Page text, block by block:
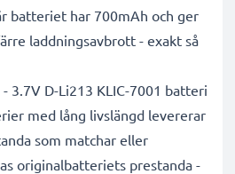
batteriet har 700mAh och ger
laddningsavbrott - exakt så
3.7V D-Li213 KLIC-7001 batteri
med lång livslängd levererar
som matchar eller
originalbatteriets prestanda -